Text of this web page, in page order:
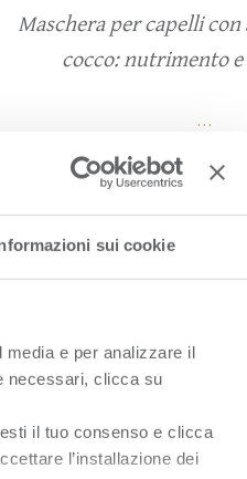
sui cookie
e per analizzare il
necessari, clicca su
il tuo consenso e clicca
l’installazione dei
Maschera per capelli con
cocco: nutrimento
...
Grattachecca: cos’è e
Bruschette estive: 12
Come
VISUALIZZA PER